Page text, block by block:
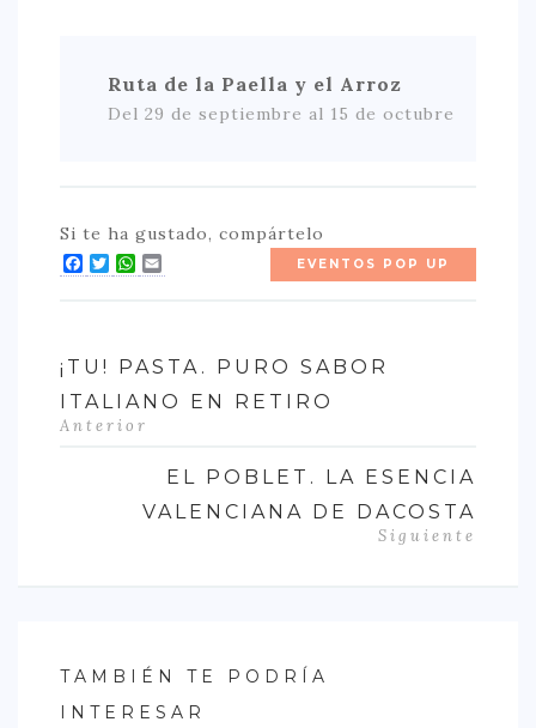
Ruta de la Paella y el Arroz
Del 29 de septiembre al 15 de octubre
Si te ha gustado, compártelo
Facebook
Twitter
WhatsApp EVENTOS POP UP
¡TU! PASTA. PURO SABOR
ITALIANO EN RETIRO
Anterior
EL POBLET. LA ESENCIA
VALENCIANA DE DACOSTA
Siguiente
TAMBIÉN TE PODRÍA
INTERESAR